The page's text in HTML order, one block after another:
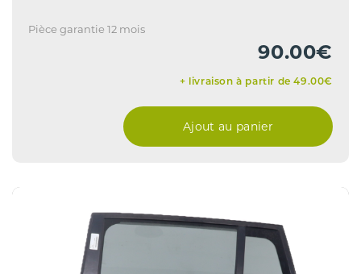
Pièce garantie 12 mois
90.00€
+ livraison à partir de 49.00€
Ajout au panier